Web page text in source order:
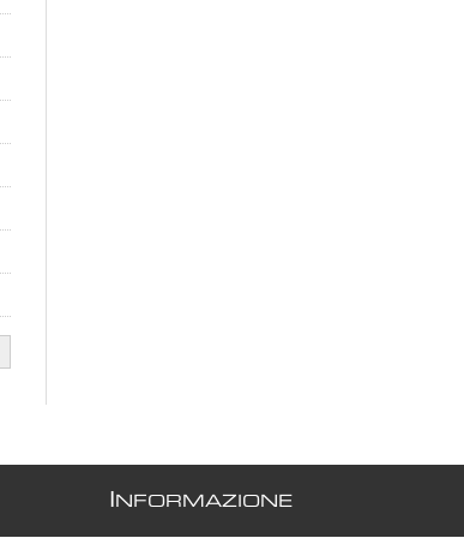
NFORMAZIONE